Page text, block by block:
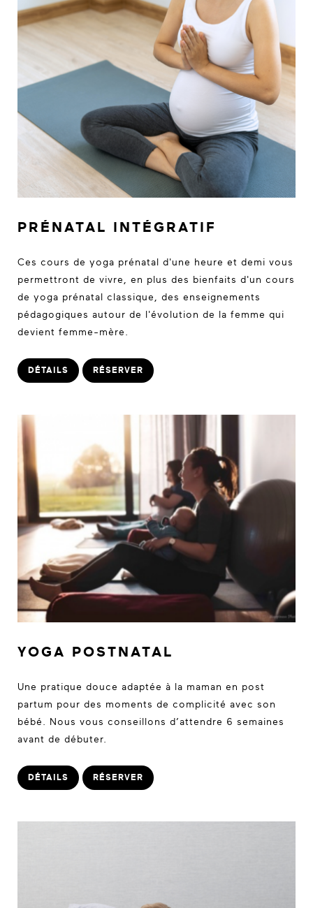
PRÉNATAL INTÉGRATIF
Ces cours de yoga prénatal d'une heure et demi vous
permettront de vivre, en plus des bienfaits d'un cours
de yoga prénatal classique, des enseignements
pédagogiques autour de l'évolution de la femme qui
devient femme-mère.
DÉTAILS RÉSERVER
YOGA POSTNATAL
Une pratique douce adaptée à la maman en post
partum pour des moments de complicité avec son
bébé. Nous vous conseillons d’attendre 6 semaines
avant de débuter.
DÉTAILS RÉSERVER